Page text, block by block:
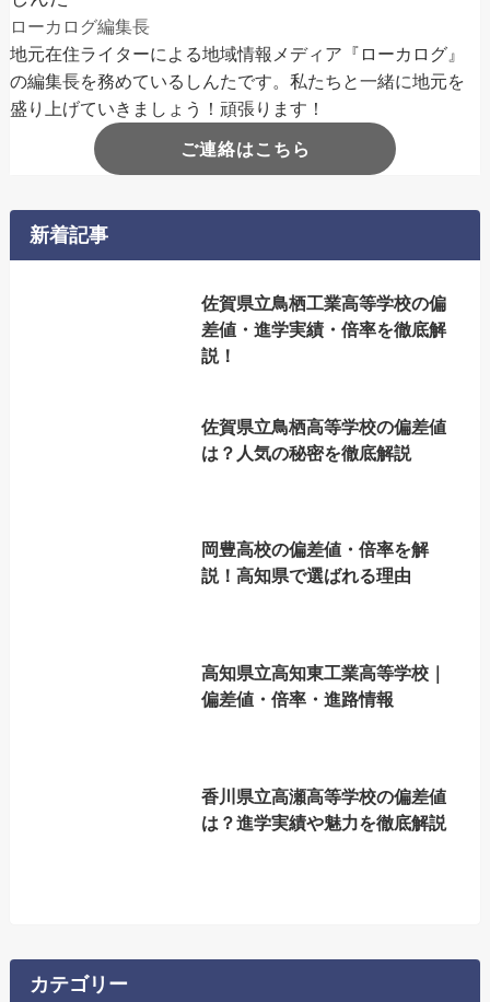
ローカログ編集長
地元在住ライターによる地域情報メディア『ローカログ』
の編集長を務めているしんたです。私たちと一緒に地元を
盛り上げていきましょう！頑張ります！
ご連絡はこちら
新着記事
佐賀県立鳥栖工業高等学校の偏
差値・進学実績・倍率を徹底解
説！
佐賀県立鳥栖高等学校の偏差値
は？人気の秘密を徹底解説
岡豊高校の偏差値・倍率を解
説！高知県で選ばれる理由
高知県立高知東工業高等学校｜
偏差値・倍率・進路情報
香川県立高瀬高等学校の偏差値
は？進学実績や魅力を徹底解説
カテゴリー